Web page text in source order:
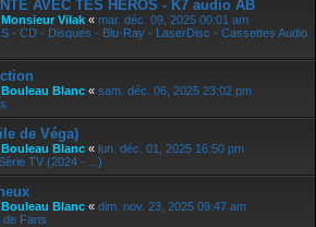
AVEC TES HEROS - K7 audio AB
Monsieur Vilak « mar. déc. 09, 2025 00:01 am
- CD - Disques - Blu-Ray - LaserDisc - Cassettes Audio
Bouleau Blanc « sam. déc. 06, 2025 23:02 pm
de Véga)
Bouleau Blanc « lun. déc. 01, 2025 16:50 pm
TV (2024 - ...)
Bouleau Blanc « dim. nov. 23, 2025 09:47 am
de Fans